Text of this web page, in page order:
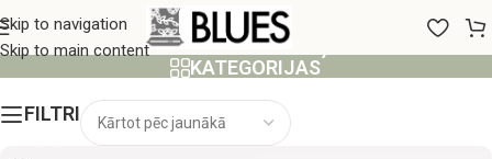
Skip to navigation
Skip to main contentSieviešu zeķes
KATEGORIJAS
FILTRI